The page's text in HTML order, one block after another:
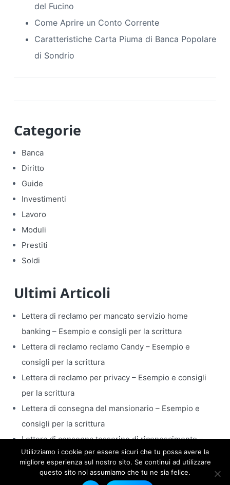
del Fucino
Come Aprire un Conto Corrente
Caratteristiche Carta Piuma di Banca Popolare
di Sondrio
Categorie
Banca
Diritto
Guide
Investimenti
Lavoro
Moduli
Prestiti
Soldi
Ultimi Articoli
Lettera di reclamo per mancato servizio home
banking​ – Esempio e consigli per la scrittura
Lettera di reclamo reclamo Candy​ – Esempio e
consigli per la scrittura
Lettera di reclamo per privacy​ – Esempio e consigli
per la scrittura
Lettera di consegna del mansionario​ – Esempio e
consigli per la scrittura
Lettera di consegna tesserino di riconoscimento​ –
Esempio e consigli per la scrittura
Utilizziamo i cookie per essere sicuri che tu possa avere la
migliore esperienza sul nostro sito. Se continui ad utilizzare
questo sito noi assumiamo che tu ne sia felice.